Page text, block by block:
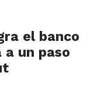
el banco
a un paso